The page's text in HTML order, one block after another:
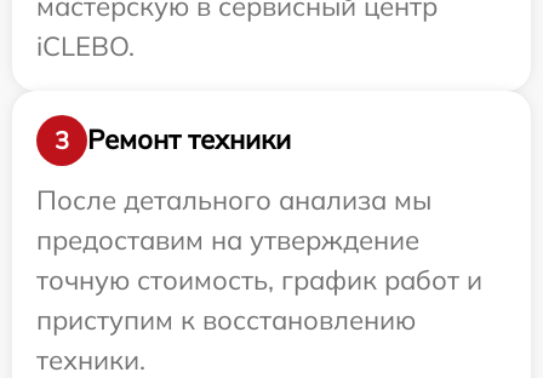
iCLEBO.
3
Ремонт техники
После детального анализа мы
предоставим на утверждение
точную стоимость, график работ и
приступим к восстановлению
техники.